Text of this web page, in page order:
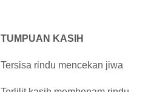
TUMPUAN KASIH
Tersisa rindu mencekan jiwa